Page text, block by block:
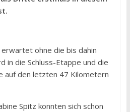
ohne die bis dahin
in die Schluss-Etappe und die
auf den letzten 47 Kilometern
Spitz konnten sich schon